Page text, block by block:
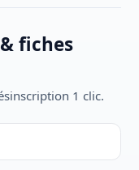
fiches
1 clic.